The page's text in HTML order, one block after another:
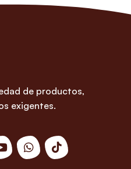
de productos,
exigentes.